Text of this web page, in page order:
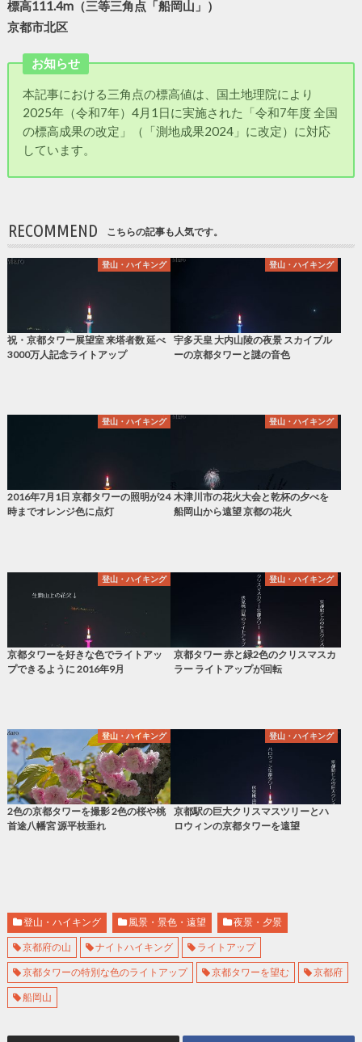
標高111.4m（三等三角点「船岡山」）
京都市北区
お知らせ
本記事における三角点の標高値は、国土地理院により
2025年（令和7年）4月1日に実施された「令和7年度 全国
の標高成果の改定」（「測地成果2024」に改定）に対応
しています。
RECOMMEND こちらの記事も人気です。
登山・ハイキング
祝・京都タワー展望室 来塔者数 延べ
3000万人記念ライトアップ
登山・ハイキング
宇多天皇 大内山陵の夜景 スカイブル
ーの京都タワーと謎の音色
登山・ハイキング
2016年7月1日 京都タワーの照明が24
時までオレンジ色に点灯
登山・ハイキング
木津川市の花火大会と乾杯の夕べを
船岡山から遠望 京都の花火
登山・ハイキング
京都タワーを好きな色でライトアッ
プできるように 2016年9月
登山・ハイキング
京都タワー 赤と緑2色のクリスマスカ
ラー ライトアップが回転
登山・ハイキング
2色の京都タワーを撮影 2色の桜や桃
首途八幡宮 源平枝垂れ
登山・ハイキング
京都駅の巨大クリスマスツリーとハ
ロウィンの京都タワーを遠望
登山・ハイキング 風景・景色・遠望 夜景・夕景
京都府の山 ナイトハイキング ライトアップ
京都タワーの特別な色のライトアップ 京都タワーを望む 京都府
船岡山